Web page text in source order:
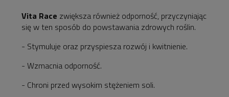
Vita Race zwiększa również odporność, przyczyniając
się w ten sposób do powstawania zdrowych roślin.
- Stymuluje oraz przyspiesza rozwój i kwitnienie.
- Wzmacnia odporność.
- Chroni przed wysokim stężeniem soli.